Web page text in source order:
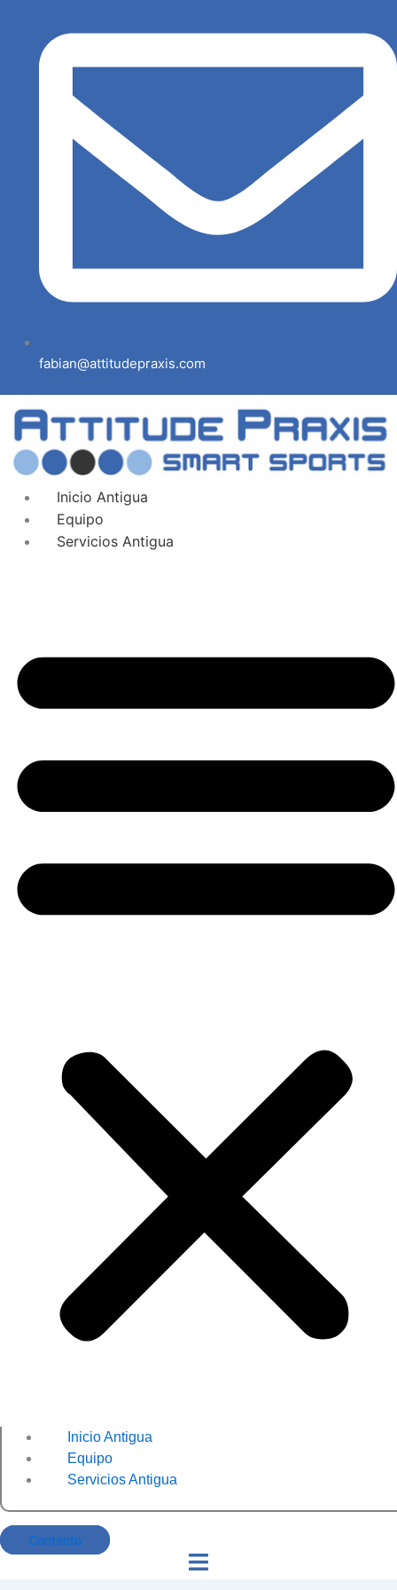
fabian@attitudepraxis.com
Inicio Antigua
Equipo
Servicios Antigua
Inicio Antigua
Equipo
Servicios Antigua
Contacto